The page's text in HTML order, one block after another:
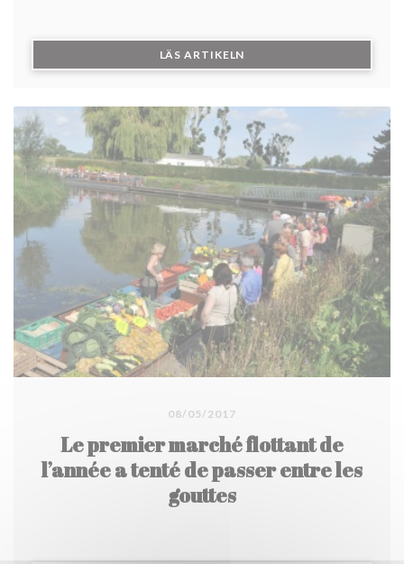
LÄS ARTIKELN
08/05/2017
Le premier marché flottant de
l’année a tenté de passer entre les
gouttes